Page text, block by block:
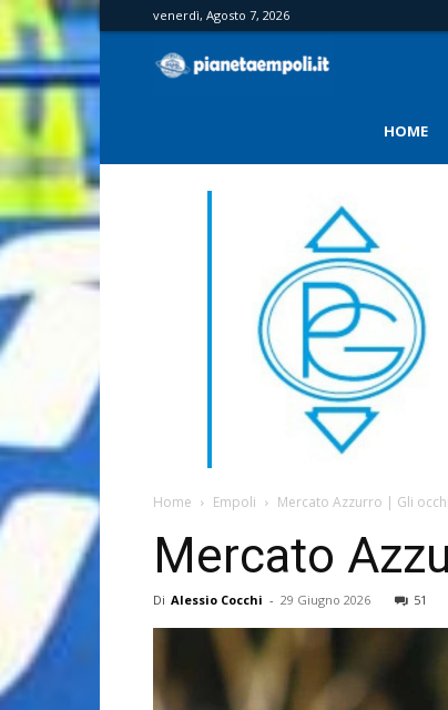
venerdì, Agosto 7, 2026
HOME
Home Empoli Mercato Azzurro | Gli
Mercato
Di Alessio Cocchi - 29 Giugno 2026 51